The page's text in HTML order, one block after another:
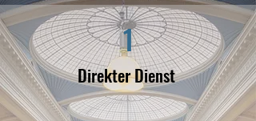
1
Direkter Dienst